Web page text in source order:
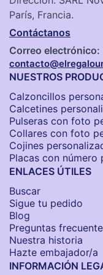
París, Francia.
Contáctanos
Correo electrónico:
NUESTROS
Calzoncillos
Calcetines
Pulseras con foto
Collares con foto
Cojines
Placas con número
ENLACES ÚTILES
Buscar
Sigue tu pedido
Blog
Preguntas
Nuestra historia
Hazte embajador/a
INFORMACIÓN